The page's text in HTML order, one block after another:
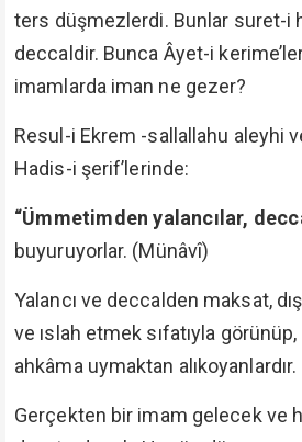
ters düşmezlerdi. Bunlar suret-i
deccaldir. Bunca Âyet-i
imamlarda iman ne gezer?
Resul-i Ekrem -sallallahu aleyhi
Hadis-i şerif’lerinde:
“Ümmetimden yalancılar,
buyuruyorlar. (Münâvî)
Yalancı ve deccalden maksat,
ve ıslah etmek sıfatıyla
ahkâma uymaktan alıkoyanlardır.
Gerçekten bir imam gelecek ve